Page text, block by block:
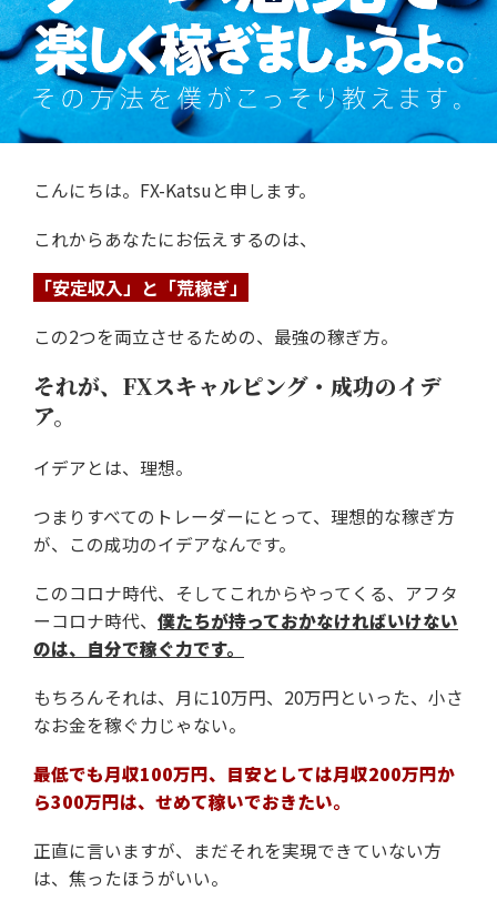
こんにちは。FX-Katsuと申します。
これからあなたにお伝えするのは、
「安定収入」と「荒稼ぎ」
この2つを両立させるための、最強の稼ぎ方。
それが、FXスキャルピング・成功のイデ
ア。
イデアとは、理想。
つまりすべてのトレーダーにとって、 理想的な稼ぎ方
が、この成功のイデアなんです。
このコロナ時代、そしてこれからやってくる、アフタ
ーコロナ時代、 僕たちが持っておかなければいけない
のは、自分で稼ぐ力です。
もちろんそれは、月に10万円、20万円といった、 小さ
なお金を稼ぐ力じゃない。
最低でも月収100万円、目安としては月収200万円か
ら300万円は、せめて稼いでおきたい。
正直に言いますが、まだそれを実現できていない方
は、 焦ったほうがいい。